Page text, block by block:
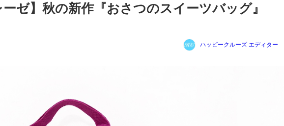
ゼ】秋の新作『おさつのスイーツバッグ』
ハッピークルーズ エディター